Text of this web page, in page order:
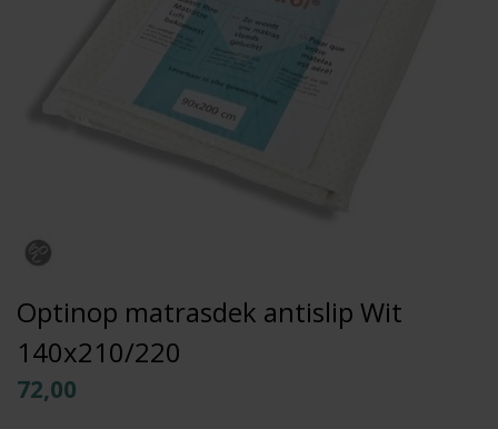
Optinop matrasdek antislip Wit
140x210/220
72,00